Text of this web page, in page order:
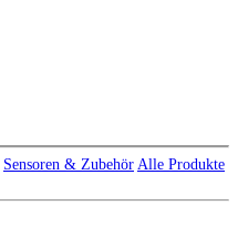
Sensoren & Zubehör Alle Produkte